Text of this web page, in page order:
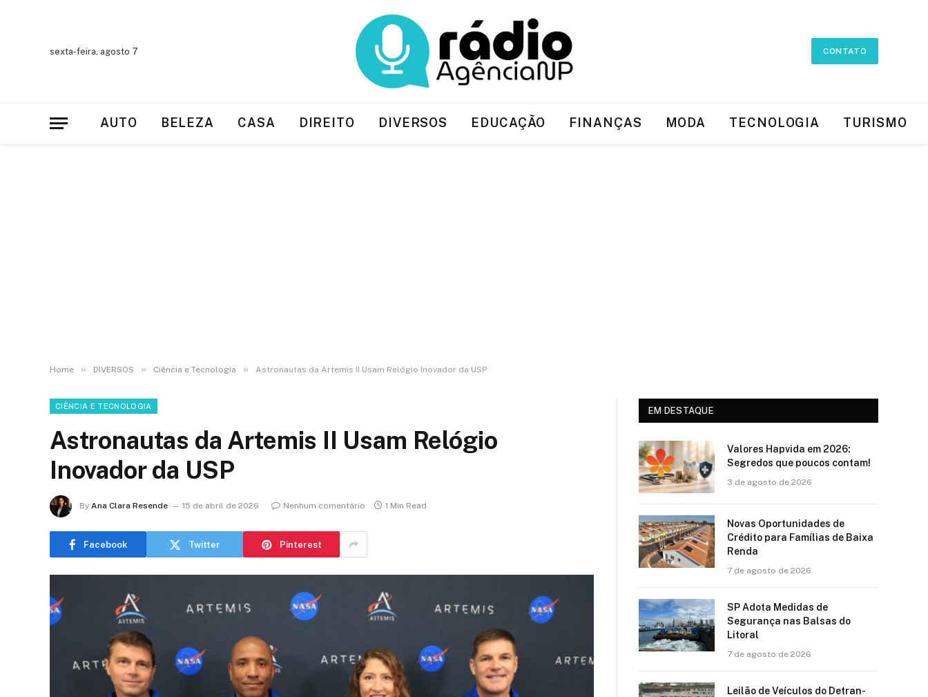
sexta-feira, agosto 7 CONTATO
AUTO BELEZA CASA DIREITO DIVERSOS EDUCAÇÃO FINANÇAS MODA TECNOLOGIA TURISMO
Home » DIVERSOS » Ciência e Tecnologia » Astronautas da Artemis II Usam Relógio Inovador da USP
CIÊNCIA E TECNOLOGIA
Astronautas da Artemis II Usam Relógio
Inovador da USP
By Ana Clara Resende 15 de abril de 2026 Nenhum comentário 1 Min Read
Facebook Twitter Pinterest
EM DESTAQUE
Valores Hapvida em 2026:
Segredos que poucos contam!
3 de agosto de 2026
Novas Oportunidades de
Crédito para Famílias de Baixa
Renda
7 de agosto de 2026
SP Adota Medidas de
Segurança nas Balsas do
Litoral
7 de agosto de 2026
Leilão de Veículos do Detran-